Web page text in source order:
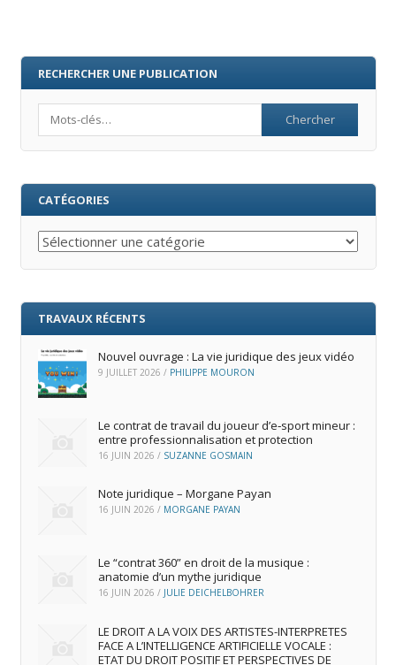
RECHERCHER UNE PUBLICATION
CATÉGORIES
Catégories
TRAVAUX RÉCENTS
Nouvel ouvrage : La vie juridique des jeux vidéo
9 JUILLET 2026 / PHILIPPE MOURON
Le contrat de travail du joueur d’e‑sport mineur :
entre professionnalisation et protection
16 JUIN 2026 / SUZANNE GOSMAIN
Note juridique – Morgane Payan
16 JUIN 2026 / MORGANE PAYAN
Le “contrat 360” en droit de la musique :
anatomie d’un mythe juridique
16 JUIN 2026 / JULIE DEICHELBOHRER
LE DROIT A LA VOIX DES ARTISTES-INTERPRETES
FACE A L’INTELLIGENCE ARTIFICIELLE VOCALE :
ETAT DU DROIT POSITIF ET PERSPECTIVES DE